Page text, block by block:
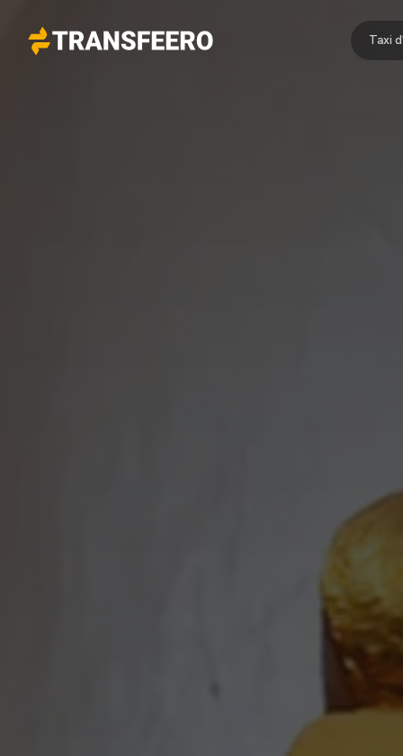
Transfeero
Taxi